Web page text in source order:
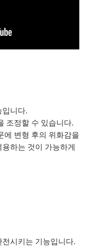
입니다.
조정할 수 있습니다.
에 변형 후의 위화감을
하는 것이 가능하게
시키는 기능입니다.